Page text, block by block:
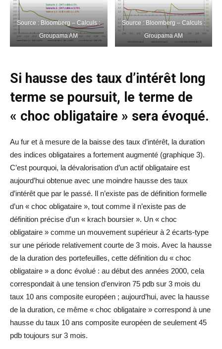
Source : Bloomberg – Calculs :
Groupama AM
Source : Bloomberg – Calculs :
Groupama AM
Si hausse des taux d’intérêt long
terme se poursuit, le terme de
« choc obligataire » sera évoqué.
Au fur et à mesure de la baisse des taux d’intérêt, la duration
des indices obligataires a fortement augmenté (graphique 3).
C’est pourquoi, la dévalorisation d’un actif obligataire est
aujourd’hui obtenue avec une moindre hausse des taux
d’intérêt que par le passé. Il n’existe pas de définition formelle
d’un « choc obligataire », tout comme il n’existe pas de
définition précise d’un « krach boursier ». Un « choc
obligataire » comme un mouvement supérieur à 2 écarts-type
sur une période relativement courte de 3 mois. Avec la hausse
de la duration des portefeuilles, cette définition du « choc
obligataire » a donc évolué : au début des années 2000, cela
correspondait à une tension d’environ 75 pdb sur 3 mois du
taux 10 ans composite européen ; aujourd’hui, avec la hausse
de la duration, ce même « choc obligataire » correspond à une
hausse du taux 10 ans composite européen de seulement 45
pdb toujours sur 3 mois.